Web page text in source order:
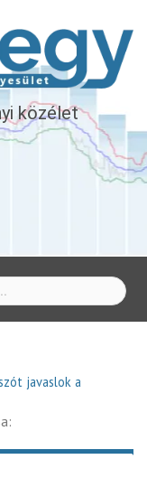
közélet
javaslok a